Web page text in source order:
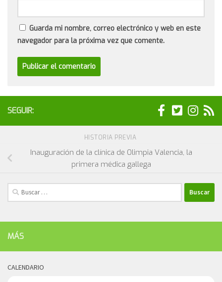
Guarda mi nombre, correo electrónico y web en este
navegador para la próxima vez que comente.
SEGUIR:
HISTORIA PREVIA
Inauguración de la clínica de Olimpia Valencia, la
primera médica gallega
Buscar:
MÁS
CALENDARIO